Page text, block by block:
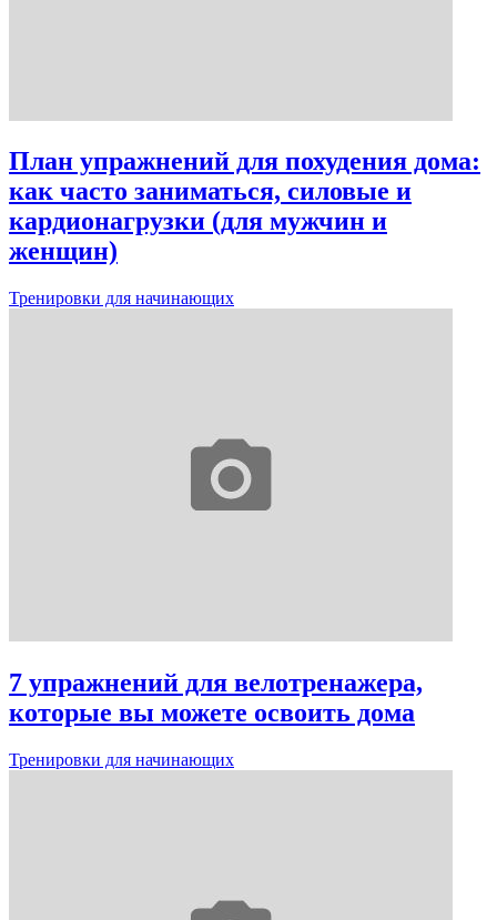
План упражнений для похудения дома:
как часто заниматься, силовые и
кардионагрузки (для мужчин и
женщин)
Тренировки для начинающих
7 упражнений для велотренажера,
которые вы можете освоить дома
Тренировки для начинающих